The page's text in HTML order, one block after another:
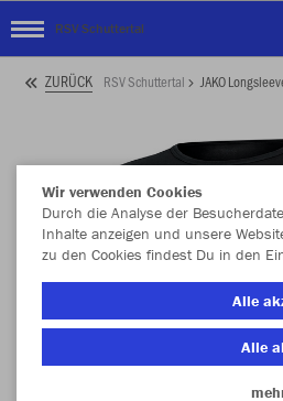
RSV Schuttertal
ZURÜCK RSV Schuttertal JAKO
Wir verwenden Cookies
Durch die Analyse der
Inhalte anzeigen und unsere
zu den Cookies findest Du in den
Alle
Alle